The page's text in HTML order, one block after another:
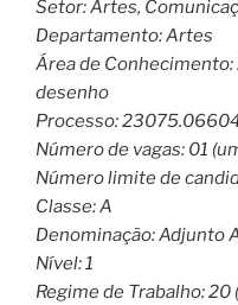
Setor: Artes,
Departamento: Artes
Área de
desenho
Processo:
Número de vagas: 01
Número limite de
Classe: A
Denominação: Adjunto
Nível: 1
Regime de Trabalho: